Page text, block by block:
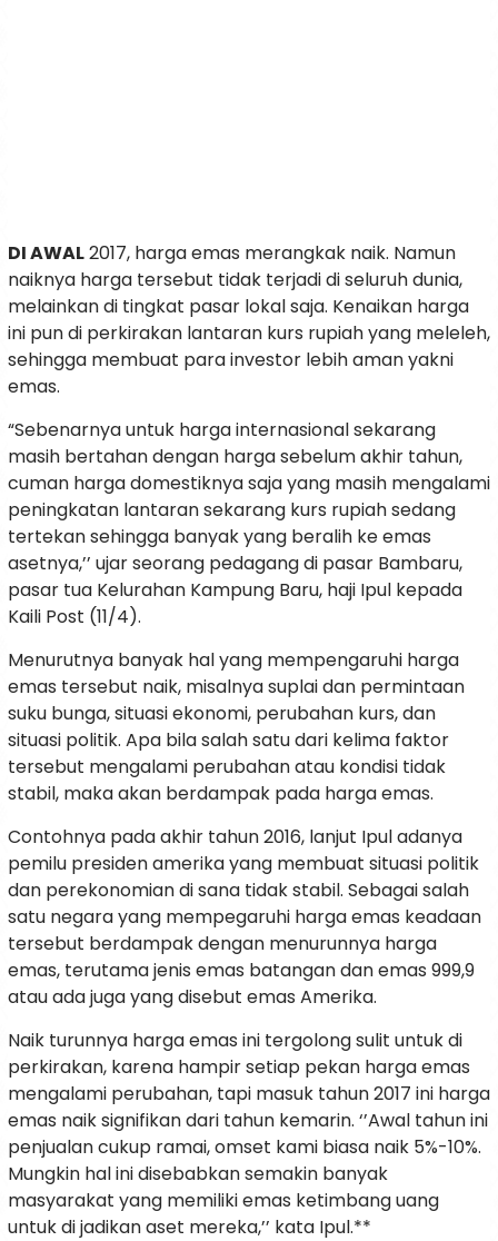
DI AWAL2017, harga emas merangkak naik. Namun
naiknya harga tersebut tidak terjadi di seluruh dunia,
melainkan di tingkat pasar lokal saja. Kenaikan harga
ini pun di perkirakan lantaran kurs rupiah yang meleleh,
sehingga membuat para investor lebih aman yakni
emas.
“Sebenarnya untuk harga internasional sekarang
masih bertahan dengan harga sebelum akhir tahun,
cuman harga domestiknya saja yang masih mengalami
peningkatan lantaran sekarang kurs rupiah sedang
tertekan sehingga banyak yang beralih ke emas
asetnya,’’ ujar seorang pedagang di pasar Bambaru,
pasar tua Kelurahan Kampung Baru, haji Ipul kepada
Kaili Post (11/4).
Menurutnya banyak hal yang mempengaruhi harga
emas tersebut naik, misalnya suplai dan permintaan
suku bunga, situasi ekonomi, perubahan kurs, dan
situasi politik. Apa bila salah satu dari kelima faktor
tersebut mengalami perubahan atau kondisi tidak
stabil, maka akan berdampak pada harga emas.
Contohnya pada akhir tahun 2016, lanjut Ipul adanya
pemilu presiden amerika yang membuat situasi politik
dan perekonomian di sana tidak stabil. Sebagai salah
satu negara yang mempegaruhi harga emas keadaan
tersebut berdampak dengan menurunnya harga
emas, terutama jenis emas batangan dan emas 999,9
atau ada juga yang disebut emas Amerika.
Naik turunnya harga emas ini tergolong sulit untuk di
perkirakan, karena hampir setiap pekan harga emas
mengalami perubahan, tapi masuk tahun 2017 ini harga
emas naik signifikan dari tahun kemarin. ‘’Awal tahun ini
penjualan cukup ramai, omset kami biasa naik 5%-10%.
Mungkin hal ini disebabkan semakin banyak
masyarakat yang memiliki emas ketimbang uang
untuk di jadikan aset mereka,’’ kata Ipul.**